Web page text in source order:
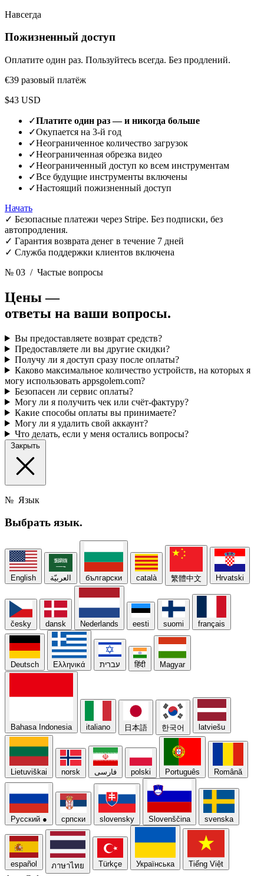
Навсегда
Пожизненный доступ
Оплатите один раз. Пользуйтесь всегда. Без продлений.
€39 разовый платёж
$43 USD
✓Платите один раз — и никогда больше
✓Окупается на 3-й год
✓Неограниченное количество загрузок
✓Неограниченная обрезка видео
✓Неограниченный доступ ко всем инструментам
✓Все будущие инструменты включены
✓Настоящий пожизненный доступ
Начать
✓ Безопасные платежи через Stripe. Без подписки, без
автопродления.
✓ Гарантия возврата денег в течение 7 дней
✓ Служба поддержки клиентов включена
№ 03 / Частые вопросы
Цены —
ответы на ваши вопросы.
Вы предоставляете возврат средств?
Предоставляете ли вы другие скидки?
Получу ли я доступ сразу после оплаты?
Каково максимальное количество устройств, на которых я
могу использовать appsgolem.com?
Безопасен ли сервис оплаты?
Могу ли я получить чек или счёт-фактуру?
Какие способы оплаты вы принимаете?
Могу ли я удалить свой аккаунт?
Что делать, если у меня остались вопросы?
Закрыть
№ Язык
Выбрать язык.
English العربيّة български català 繁體中文 Hrvatski
česky dansk Nederlands eesti suomi français
Deutsch Ελληνικά עברית हिंदी Magyar
Bahasa Indonesia italiano 日本語 한국어 latviešu
Lietuviškai norsk فارسی polski Português Română
Русский ● српски slovensky Slovenščina svenska
español ภาษาไทย Türkçe Українська Tiếng Việt